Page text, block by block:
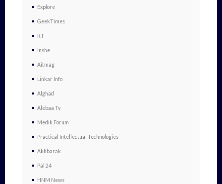
Explore
GeekTimes
RT
Inshe
Aitmag
Linkar Info
Alghad
Alebaa Tv
Medik Forum
Practical Intellectual Technologies
Akhbarak
Pal 24
HNM News